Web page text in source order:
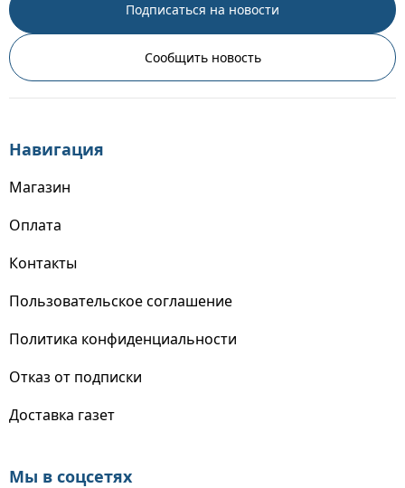
Подписаться на новости
Сообщить новость
Навигация
Магазин
Оплата
Контакты
Пользовательское соглашение
Политика конфиденциальности
Отказ от подписки
Доставка газет
Мы в соцсетях